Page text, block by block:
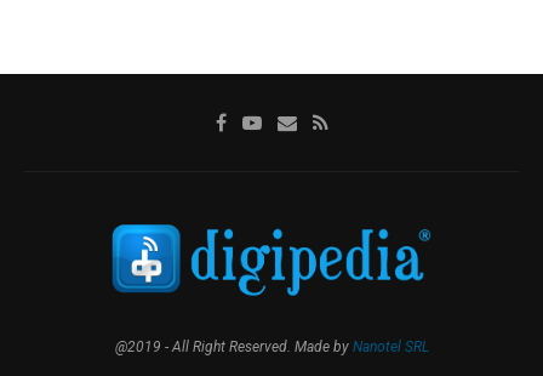
@2019 - All Right Reserved. Made by Nanotel SRL